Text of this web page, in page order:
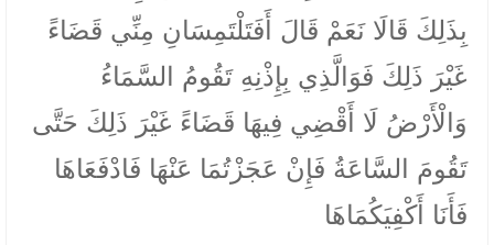
بِذَلِكَ قَالَا نَعَمْ قَالَ أَفَتَلْتَمِسَانِ مِنِّي قَضَاءً
غَيْرَ ذَلِكَ فَوَالَّذِي بِإِذْنِهِ تَقُومُ السَّمَاءُ
وَالْأَرْضُ لَا أَقْضِي فِيهَا قَضَاءً غَيْرَ ذَلِكَ حَتَّى
تَقُومَ السَّاعَةُ فَإِنْ عَجَزْتُمَا عَنْهَا فَادْفَعَاهَا
فَأَنَا أَكْفِيَكُمَاهَا